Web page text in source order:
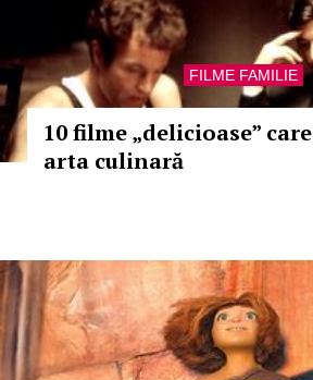
FILME FAMILIE
10 filme „delicioase”
arta culinară